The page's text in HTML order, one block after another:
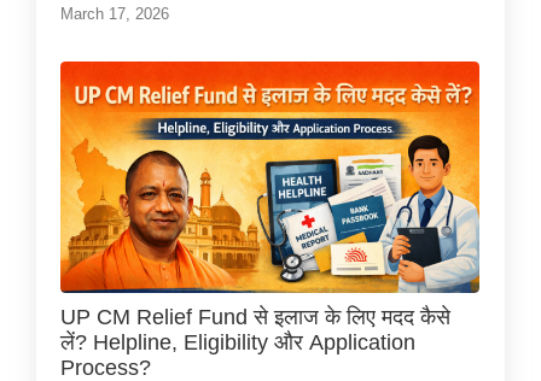
March 17, 2026
UP CM Relief Fund से इलाज के लिए मदद कैसे
लें? Helpline, Eligibility और Application
Process?